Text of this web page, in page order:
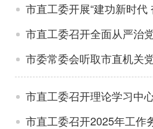
市直工委开展“建功新时
市直工委召开全面从严治
市委常委会听取市直机关
市直工委召开理论学习中
市直工委召开2025年工作